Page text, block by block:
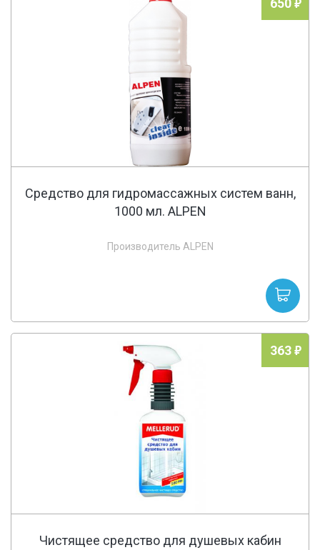
650
Средство для гидромассажных систем ванн,
1000 мл. ALPEN
Производитель ALPEN
363
Чистящее средство для душевых кабин